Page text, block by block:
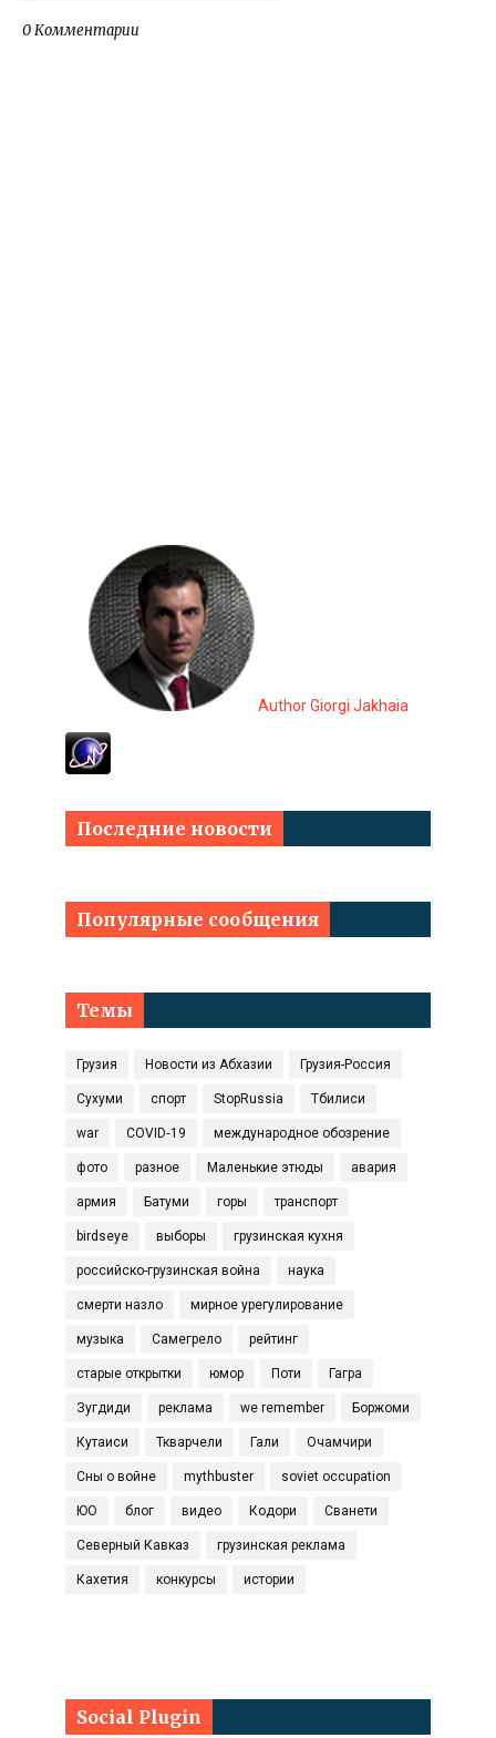
0 Комментарии
Author Giorgi Jakhaia
Последние новости
Популярные сообщения
Темы
Грузия Новости из Абхазии Грузия-Россия
Сухуми спорт StopRussia Тбилиси
war COVID‑19 международное обозрение
фото разное Маленькие этюды авария
армия Батуми горы транспорт
birdseye выборы грузинская кухня
российско-грузинская война наука
смерти назло мирное урегулирование
музыка Самегрело рейтинг
старые открытки юмор Поти Гагра
Зугдиди реклама we remember Боржоми
Кутаиси Ткварчели Гали Очамчири
Сны о войне mythbuster soviet occupation
ЮО блог видео Кодори Сванети
Северный Кавказ грузинская реклама
Кахетия конкурсы истории
Social Plugin